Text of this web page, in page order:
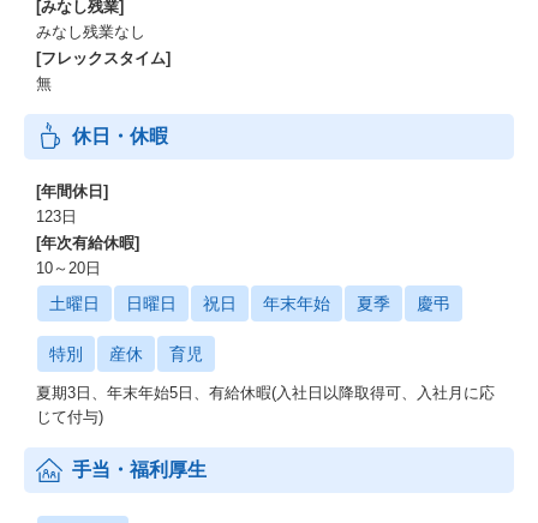
[みなし残業]
みなし残業なし
[フレックスタイム]
無
休日・休暇
[年間休日]
123日
[年次有給休暇]
10～20日
土曜日 日曜日 祝日 年末年始 夏季 慶弔
特別 産休 育児
夏期3日、年末年始5日、有給休暇(入社日以降取得可、入社月に応
じて付与)
手当・福利厚生